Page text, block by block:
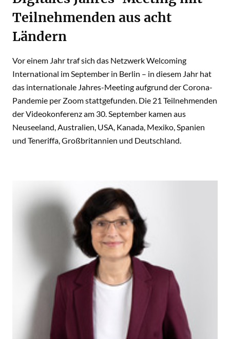
Teilnehmenden aus acht
Ländern
Vor einem Jahr traf sich das Netzwerk Welcoming
International im September in Berlin – in diesem Jahr hat
das internationale Jahres-Meeting aufgrund der Corona-
Pandemie per Zoom stattgefunden. Die 21 Teilnehmenden
der Videokonferenz am 30. September kamen aus
Neuseeland, Australien, USA, Kanada, Mexiko, Spanien
und Teneriffa, Großbritannien und Deutschland.